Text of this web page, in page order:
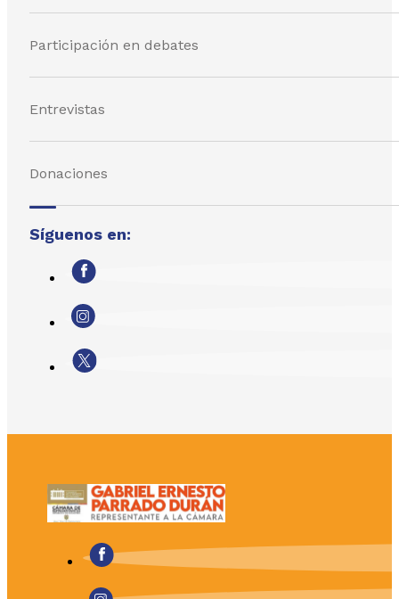
Participación en debates
Entrevistas
Donaciones
Síguenos en: